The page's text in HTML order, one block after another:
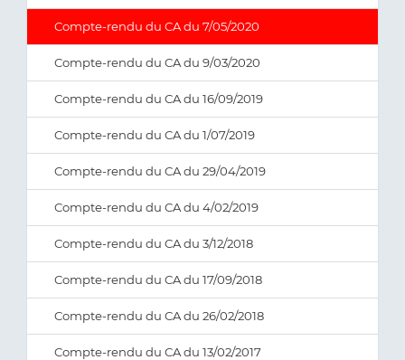
Compte-rendu du CA du 7/05/2020
Compte-rendu du CA du 9/03/2020
Compte-rendu du CA du 16/09/2019
Compte-rendu du CA du 1/07/2019
Compte-rendu du CA du 29/04/2019
Compte-rendu du CA du 4/02/2019
Compte-rendu du CA du 3/12/2018
Compte-rendu du CA du 17/09/2018
Compte-rendu du CA du 26/02/2018
Compte-rendu du CA du 13/02/2017